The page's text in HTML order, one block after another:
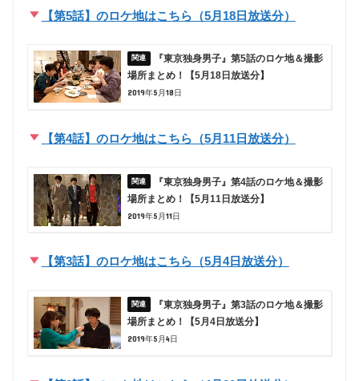
【第5話】のロケ地はこちら（5月18日放送分）
『東京独身男子』第5話のロケ地＆撮影
場所まとめ！【5月18日放送分】
2019年5月18日
【第4話】のロケ地はこちら（5月11日放送分）
『東京独身男子』第4話のロケ地＆撮影
場所まとめ！【5月11日放送分】
2019年5月11日
【第3話】のロケ地はこちら（5月4日放送分）
『東京独身男子』第3話のロケ地＆撮影
場所まとめ！【5月4日放送分】
2019年5月4日